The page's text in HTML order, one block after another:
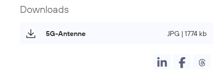
Downloads
5G-Antenne JPG | 1774 kb